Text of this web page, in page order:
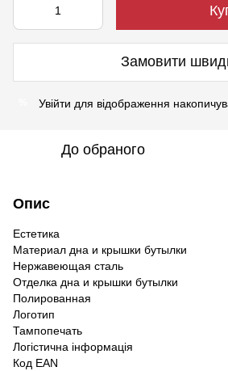
Замовити
Увійти для відображення
До обраного
Опис
Естетика
Материал дна и крышки бутылки
Нержавеющая сталь
Отделка дна и крышки бутылки
Полированная
Логотип
Тампопечать
Логістична інформація
Код EAN